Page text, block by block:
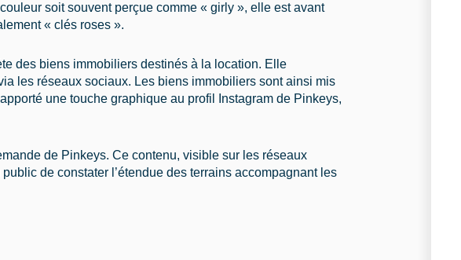
soit souvent perçue comme « girly », elle est avant
« clés roses ».
des biens immobiliers destinés à la location. Elle
les réseaux sociaux. Les biens immobiliers sont ainsi mis
une touche graphique au profil Instagram de Pinkeys,
de Pinkeys. Ce contenu, visible sur les réseaux
de constater l’étendue des terrains accompagnant les